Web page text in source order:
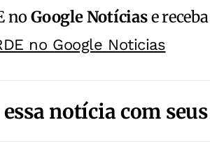
noGoogle Notíciase
no Google Noticias
notícia com